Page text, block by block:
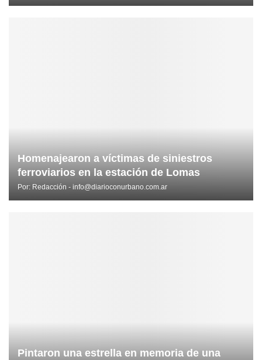
Homenajearon a víctimas de siniestros
ferroviarios en la estación de Lomas
Por: Redacción - info@diarioconurbano.com.ar
Pintaron una estrella en memoria de una